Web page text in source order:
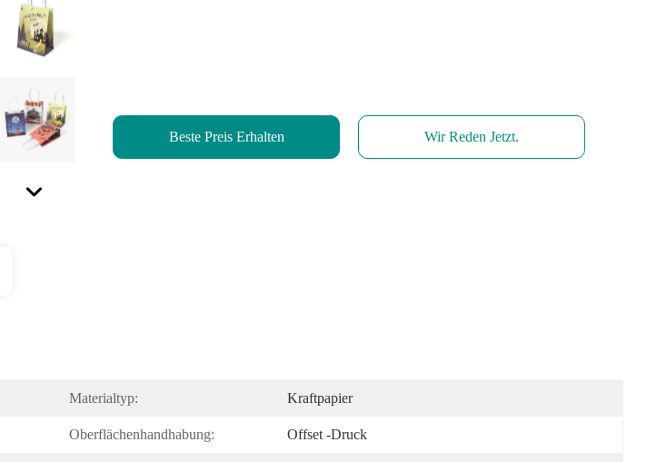
Beste Preis Erhalten Wir Reden Jetzt.
Materialtyp: Kraftpapier
Oberflächenhandhabung: Offset -Druck